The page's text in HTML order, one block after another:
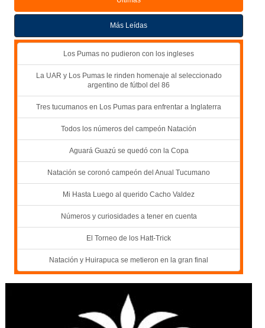
Más Leídas
Los Pumas no pudieron con los ingleses
La UAR y Los Pumas le rinden homenaje al seleccionado
argentino de fútbol del 86
Tres tucumanos en Los Pumas para enfrentar a Inglaterra
Todos los números del campeón Natación
Aguará Guazú se quedó con la Copa
Natación se coronó campeón del Anual Tucumano
Mi Hasta Luego al querido Cacho Valdez
Números y curiosidades a tener en cuenta
El Torneo de los Hatt-Trick
Natación y Huirapuca se metieron en la gran final